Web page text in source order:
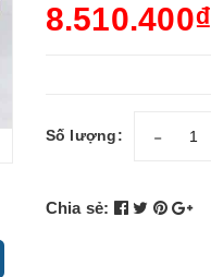
8.510.400₫
Số lượng: -
Chia sẻ: